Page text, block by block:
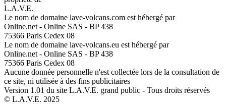
L.A.V.E.
Le nom de domaine lave-volcans.com est hébergé par
Online.net - Online SAS - BP 438
75366 Paris Cedex 08
Le nom de domaine lave-volcans.eu est hébergé par
Online.net - Online SAS - BP 438
75366 Paris Cedex 08
Aucune donnée personnelle n'est collectée lors de la consultation de
ce site, ni utilisée à des fins publicitaires
Version 1.01 du site L.A.V.E. grand public - Tous droits réservés
© L.A.V.E. 2025